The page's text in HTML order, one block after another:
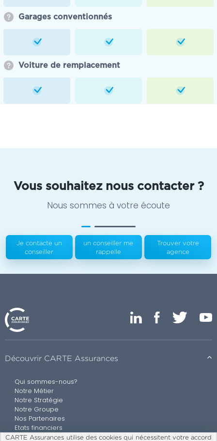
Garages conventionnés
Voiture de remplacement
Vous souhaitez nous contacter ?
Nous sommes à votre écoute
Je contacte un
conseiller
un conseiller me
rappelle
Trouver votre
agence
Découvrir CARTE Assurances
Qui sommes-nous?
Notre Métier
Notre Stratégie
Notre Groupe
Nos Partenaires
Etats financiers
Nous rejoindre
CARTE Assurances utilise des cookies qui nécessitent votre accord